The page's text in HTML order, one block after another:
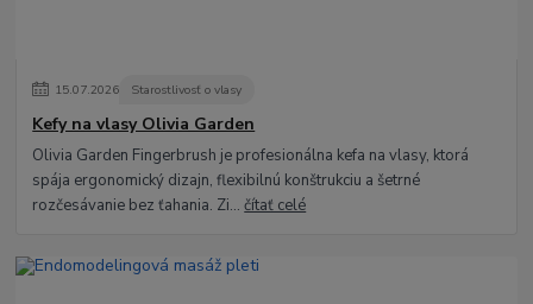
15.07.2026 Starostlivosť o vlasy
Kefy na vlasy Olivia Garden
Olivia Garden Fingerbrush je profesionálna kefa na vlasy, ktorá
spája ergonomický dizajn, flexibilnú konštrukciu a šetrné
rozčesávanie bez ťahania. Zi...čítať celé